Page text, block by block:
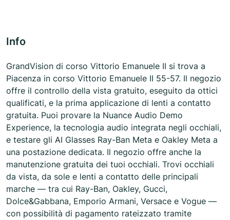
Info
GrandVision di corso Vittorio Emanuele II si trova a
Piacenza in corso Vittorio Emanuele II 55-57. Il negozio
offre il controllo della vista gratuito, eseguito da ottici
qualificati, e la prima applicazione di lenti a contatto
gratuita. Puoi provare la Nuance Audio Demo
Experience, la tecnologia audio integrata negli occhiali,
e testare gli AI Glasses Ray-Ban Meta e Oakley Meta a
una postazione dedicata. Il negozio offre anche la
manutenzione gratuita dei tuoi occhiali. Trovi occhiali
da vista, da sole e lenti a contatto delle principali
marche — tra cui Ray-Ban, Oakley, Gucci,
Dolce&Gabbana, Emporio Armani, Versace e Vogue —
con possibilità di pagamento rateizzato tramite